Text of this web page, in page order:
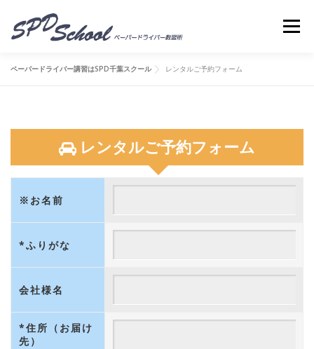
コンテンツへスキップ
メニ
ペーパードライバー講習はSPD千葉スクール レンタルご予約フォーム
レンタルご予約フォーム
※お名前
*ふりがな
会社様名
*住所（お届け
先）